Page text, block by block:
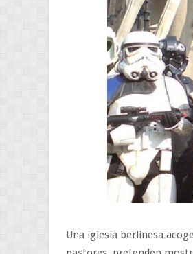
Una iglesia berlinesa